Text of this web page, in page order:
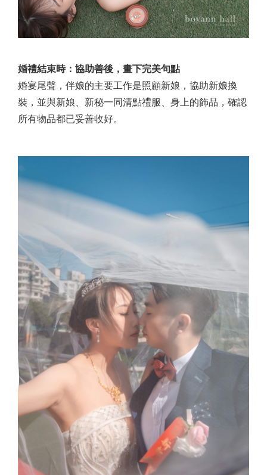
婚禮結束時：協助善後，畫下完美句點
婚宴尾聲，伴娘的主要工作是照顧新娘，協助新娘換
裝，並與新娘、新秘一同清點禮服、身上的飾品，確認
所有物品都已妥善收好。